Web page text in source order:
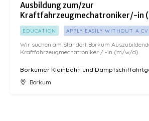
Ausbildung zum/zur
Kraftfahrzeugmechatroniker/-in
EDUCATION APPLY EASILY WITHOUT A CV
Wir suchen am Standort Borkum
Kraftfahrzeugmechatroniker / -in (m/w/d).
Borkumer Kleinbahn und
Borkum